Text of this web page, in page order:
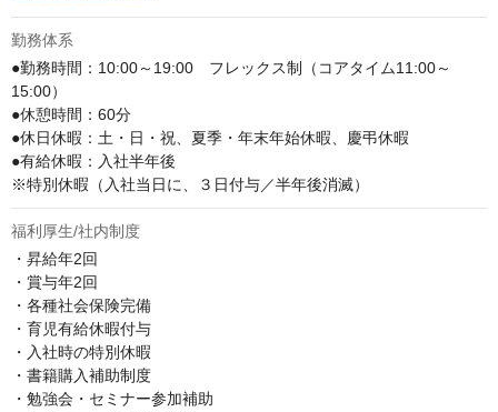
勤務体系
●勤務時間：10:00～19:00　フレックス制（コアタイム11:00～
15:00）
●休憩時間：60分
●休日休暇：土・日・祝、夏季・年末年始休暇、慶弔休暇
●有給休暇：入社半年後
※特別休暇（入社当日に、３日付与／半年後消滅）
福利厚生/社内制度
・昇給年2回
・賞与年2回
・各種社会保険完備
・育児有給休暇付与
・入社時の特別休暇
・書籍購入補助制度
・勉強会・セミナー参加補助